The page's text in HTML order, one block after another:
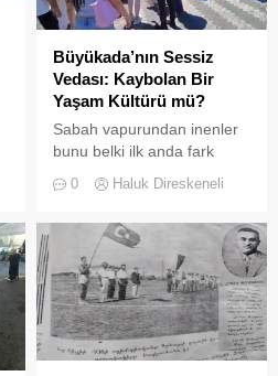
Büyükada’nın Sessiz
Vedası: Kaybolan Bir
Yaşam Kültürü mü?
Sabah vapurundan inenler
bunu belki ilk anda fark
Büyükada’yı elli, altmış yıldır
ve adımları değişti
0 Haluk Direskeneli